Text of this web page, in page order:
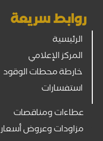
روابط سريعة
الرئيسية
المركز الإعلامي
خارطة محطات الوقود
استفسارات
عطاءات ومناقصات
مزاودات وعروض أسعار